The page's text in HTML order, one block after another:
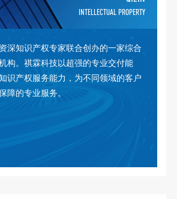
INTELLECTUAL PROPERTY
深知识产权专家联合创办的一家综合
构。祺霖科技以超强的专业交付能
识产权服务能力，为不同领域的客户
障的专业服务。